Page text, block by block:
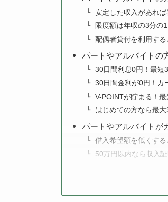
安定した収入があれ
限度額は年収の3分の
配偶者貸付を利用す
パートやアルバイトの
30日間利息0円！最短
30日間金利が0円！カ
V-POINTが貯まる！
はじめての方なら最
パートやアルバイトが
借入希望額を低くす
50万円以内なら収入